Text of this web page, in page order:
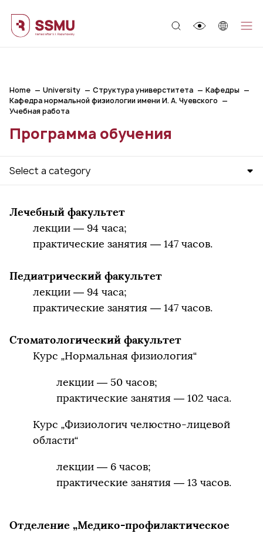
Home University Структура универститета
Кафедры
Кафедра нормальной физиологии имени И. А. Чуевского
Учебная работа
Программа обучения
Select a category
Лечебный факультет
лекции — 94 часа;
практические занятия — 147 часов.
Педиатрический факультет
лекции — 94 часа;
практические занятия — 147 часов.
Стоматологический факультет
Курс „Нормальная физиология“
лекции — 50 часов;
практические занятия — 102 часа.
Курс „Физиологич челюстно-лицевой
области“
лекции — 6 часов;
практические занятия — 13 часов.
Отделение „Медико-профилактическое